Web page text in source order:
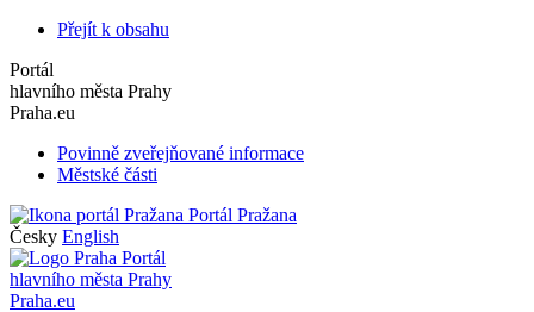
Přejít k obsahu
Portál
hlavního města Prahy
Praha.eu
Povinně zveřejňované informace
Městské části
Portál Pražana
Česky English
Portál
hlavního města Prahy
Praha.eu